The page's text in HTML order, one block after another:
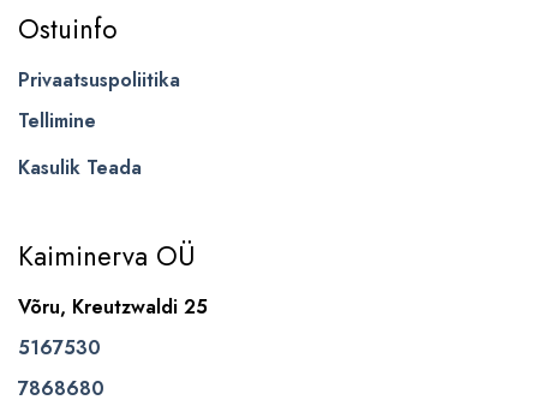
Ostuinfo
Privaatsuspoliitika
Tellimine
Kasulik Teada
Kaiminerva OÜ
Võru, Kreutzwaldi 25
5167530
7868680